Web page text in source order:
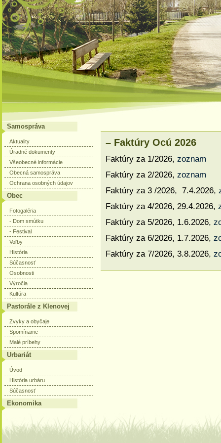
Samospráva
Aktuality
Úradné dokumenty
Všeobecné informácie
Obecná samospráva
Ochrana osobných údajov
Obec
Fotogaléria
- Dom smútku
- Festival
Voľby
História
Súčasnosť
Osobnosti
Výročia
Kultúra
Pastorále z Klenovej
Zvyky a obyčaje
Spomíname
Malé príbehy
Urbariát
Úvod
História urbáru
Súčasnosť
Ekonomika
– Faktúry Ocú 2026
Faktúry za 1/2026, zoznam
Faktúry za 2/2026, zoznam
Faktúry za 3 /2026, 7.4.2026,
Faktúry za 4/2026, 29.4.2026,
Faktúry za 5/2026, 1.6.2026,
Faktúry za 6/2026, 1.7.2026,
Faktúry za 7/2026, 3.8.2026,